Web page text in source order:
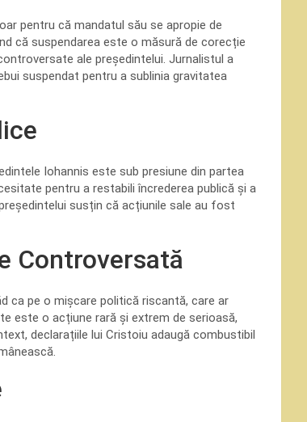
pentru că mandatul său se apropie de
că suspendarea este o măsură de corecție
ale președintelui. Jurnalistul a
suspendat pentru a sublinia gravitatea
Iohannis este sub presiune din partea
pentru a restabili încrederea publică și a
susțin că acțiunile sale au fost
Controversată
ca pe o mișcare politică riscantă, care ar
este o acțiune rară și extrem de serioasă,
declarațiile lui Cristoiu adaugă combustibil